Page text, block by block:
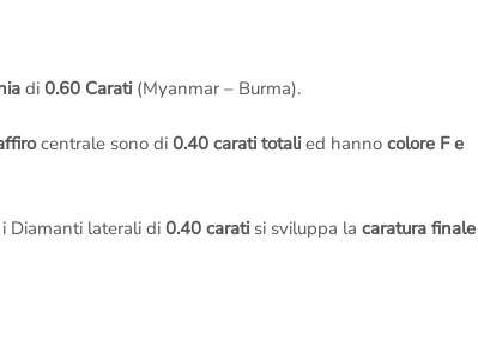
di 0.60 Carati (Myanmar – Burma).
centrale sono di 0.40 carati totali ed hanno colore F e
Diamanti laterali di0.40 carati si sviluppa la caratura finale